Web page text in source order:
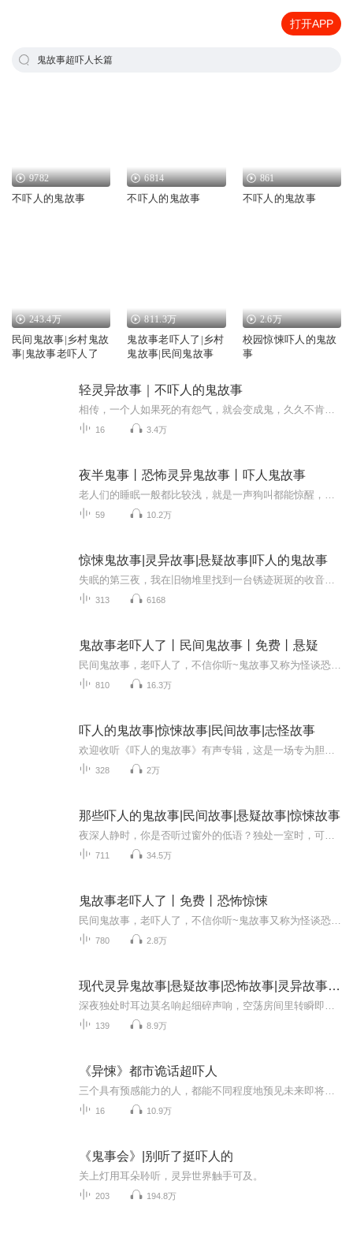
打开APP
鬼故事超吓人长篇
9782
不吓人的鬼故事
6814
不吓人的鬼故事
861
不吓人的鬼故事
243.4万
民间鬼故事|乡村鬼故
事|鬼故事老吓人了
811.3万
鬼故事老吓人了|乡村
鬼故事|民间鬼故事
2.6万
校园惊悚吓人的鬼故
事
轻灵异故事｜不吓人的鬼故事
16 3.4万
夜半鬼事丨恐怖灵异鬼故事丨吓人鬼故事
59 10.2万
惊悚鬼故事|灵异故事|悬疑故事|吓人的鬼故事
313 6168
鬼故事老吓人了丨民间鬼故事丨免费丨悬疑
810 16.3万
吓人的鬼故事|惊悚故事|民间故事|志怪故事
328 2万
那些吓人的鬼故事|民间故事|悬疑故事|惊悚故事
711 34.5万
鬼故事老吓人了丨免费丨恐怖惊悚
780 2.8万
现代灵异鬼故事|悬疑故事|恐怖故事|灵异故事|吓人
139 8.9万
《异悚》都市诡话超吓人
16 10.9万
《鬼事会》|别听了挺吓人的
关上灯用耳朵聆听，灵异世界触手可及。
203 194.8万